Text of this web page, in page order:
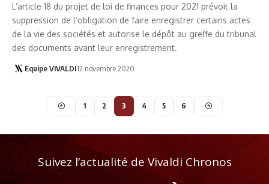
L’article 18 du projet de loi de finances pour 2021 prévoit la
suppression de l’obligation de faire enregistrer certains actes
de la vie des sociétés et autorise le dépôt au greffe du tribunal
des documents avant leur enregistrement.
Equipe VIVALDI12 novembre 2020
1 2 3 4 5 6
Suivez l’actualité de Vivaldi Chronos